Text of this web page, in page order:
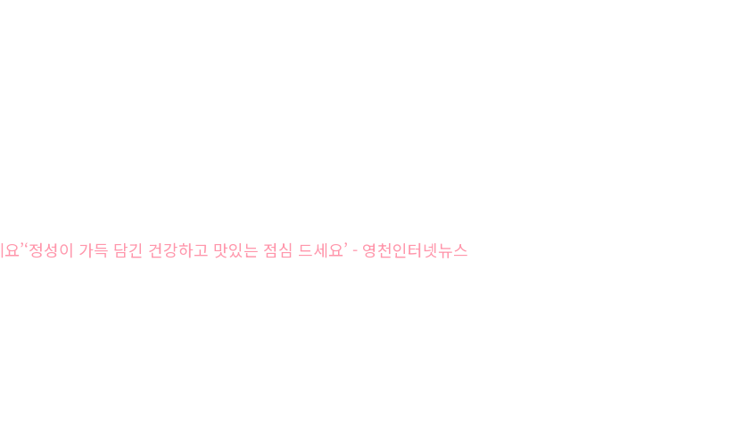
’‘정성이 가득 담긴 건강하고 맛있는 점심 드세요’ - 영천인터넷뉴스